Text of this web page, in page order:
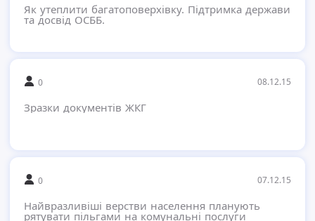
Як утеплити багатоповерхівку. Підтримка держави
та досвід ОСББ.
0 08.12.15
Зразки документів ЖКГ
0 07.12.15
Найвразливіші верстви населення планують
рятувати пільгами на комунальні послуги